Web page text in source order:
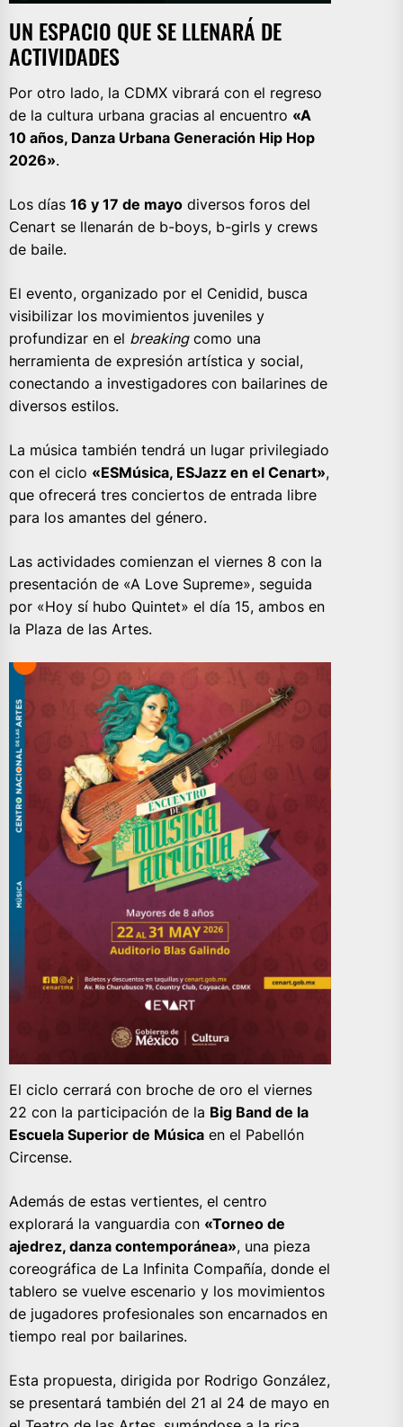
UN ESPACIO QUE SE LLENARÁ DE
ACTIVIDADES
Por otro lado, la CDMX vibrará con el regreso
de la cultura urbana gracias al encuentro «A
10 años, Danza Urbana Generación Hip Hop
2026».
Los días 16 y 17 de mayo diversos foros del
Cenart se llenarán de b-boys, b-girls y crews
de baile.
El evento, organizado por el Cenidid, busca
visibilizar los movimientos juveniles y
profundizar en el breakingcomo una
herramienta de expresión artística y social,
conectando a investigadores con bailarines de
diversos estilos.
La música también tendrá un lugar privilegiado
con el ciclo «ESMúsica, ESJazz en el Cenart»,
que ofrecerá tres conciertos de entrada libre
para los amantes del género.
Las actividades comienzan el viernes 8 con la
presentación de «A Love Supreme», seguida
por «Hoy sí hubo Quintet» el día 15, ambos en
la Plaza de las Artes.
El ciclo cerrará con broche de oro el viernes
22 con la participación de la Big Band de la
Escuela Superior de Música en el Pabellón
Circense.
Además de estas vertientes, el centro
explorará la vanguardia con «Torneo de
ajedrez, danza contemporánea», una pieza
coreográfica de La Infinita Compañía, donde el
tablero se vuelve escenario y los movimientos
de jugadores profesionales son encarnados en
tiempo real por bailarines.
Esta propuesta, dirigida por Rodrigo González,
se presentará también del 21 al 24 de mayo en